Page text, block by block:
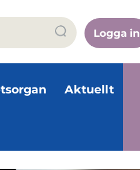
Logga in
Aktuellt